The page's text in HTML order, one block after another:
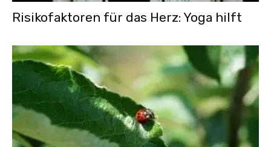
Risikofaktoren für das Herz: Yoga hilft